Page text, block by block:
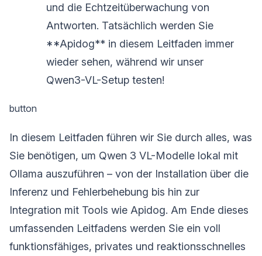
und die Echtzeitüberwachung von
Antworten. Tatsächlich werden Sie
**Apidog** in diesem Leitfaden immer
wieder sehen, während wir unser
Qwen3-VL-Setup testen!
button
In diesem Leitfaden führen wir Sie durch alles, was
Sie benötigen, um Qwen 3 VL-Modelle lokal mit
Ollama auszuführen – von der Installation über die
Inferenz und Fehlerbehebung bis hin zur
Integration mit Tools wie Apidog. Am Ende dieses
umfassenden Leitfadens werden Sie ein voll
funktionsfähiges, privates und reaktionsschnelles